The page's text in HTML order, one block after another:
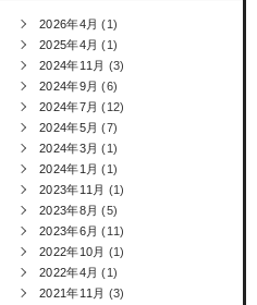
2026年4月 (1)
2025年4月 (1)
2024年11月 (3)
2024年9月 (6)
2024年7月 (12)
2024年5月 (7)
2024年3月 (1)
2024年1月 (1)
2023年11月 (1)
2023年8月 (5)
2023年6月 (11)
2022年10月 (1)
2022年4月 (1)
2021年11月 (3)